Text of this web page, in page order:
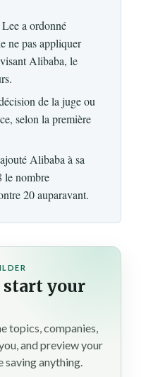
a ordonné
ne pas appliquer
Alibaba, le
de la juge ou
selon la première
Alibaba à sa
le nombre
20 auparavant.
start your
topics, companies,
and preview your
anything.